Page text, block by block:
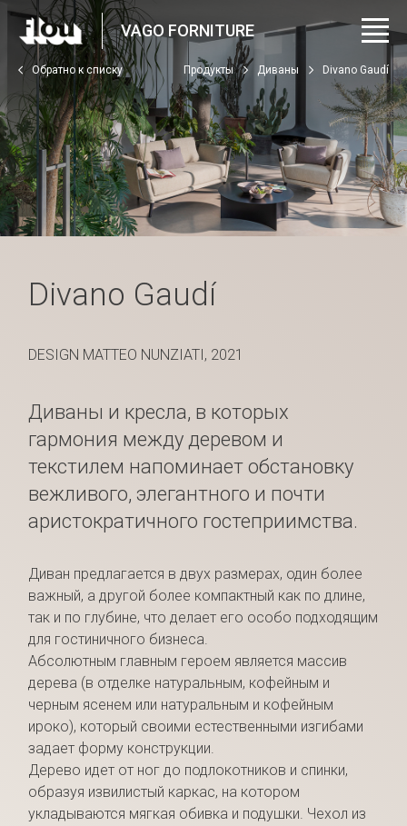
VAGO FORNITURE
Обратно к списку Продукты Диваны Divano Gaudí
Divano Gaudí
DESIGN MATTEO NUNZIATI, 2021
Диваны и кресла, в которых
гармония между деревом и
текстилем напоминает обстановку
вежливого, элегантного и почти
аристократичного гостеприимства.
Диван предлагается в двух размерах, один более
важный, а другой более компактный как по длине,
так и по глубине, что делает его особо подходящим
для гостиничного бизнеса.
Абсолютным главным героем является массив
дерева (в отделке натуральным, кофейным и
черным ясенем или натуральным и кофейным
ироко), который своими естественными изгибами
задает форму конструкции.
Дерево идет от ног до подлокотников и спинки,
образуя извилистый каркас, на котором
укладываются мягкая обивка и подушки. Чехол из